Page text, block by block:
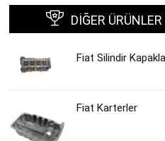
DIĞER ÜRÜNLER
Fiat Silindir
Fiat Karterler